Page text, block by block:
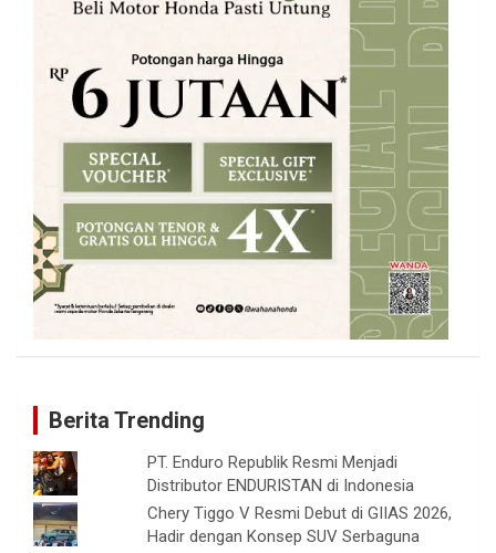
Berita Trending
PT. Enduro Republik Resmi Menjadi
Distributor ENDURISTAN di Indonesia
Chery Tiggo V Resmi Debut di GIIAS 2026,
Hadir dengan Konsep SUV Serbaguna